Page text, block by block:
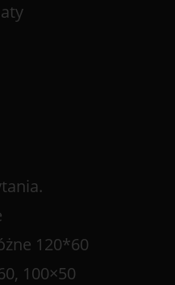
120*60
100×50